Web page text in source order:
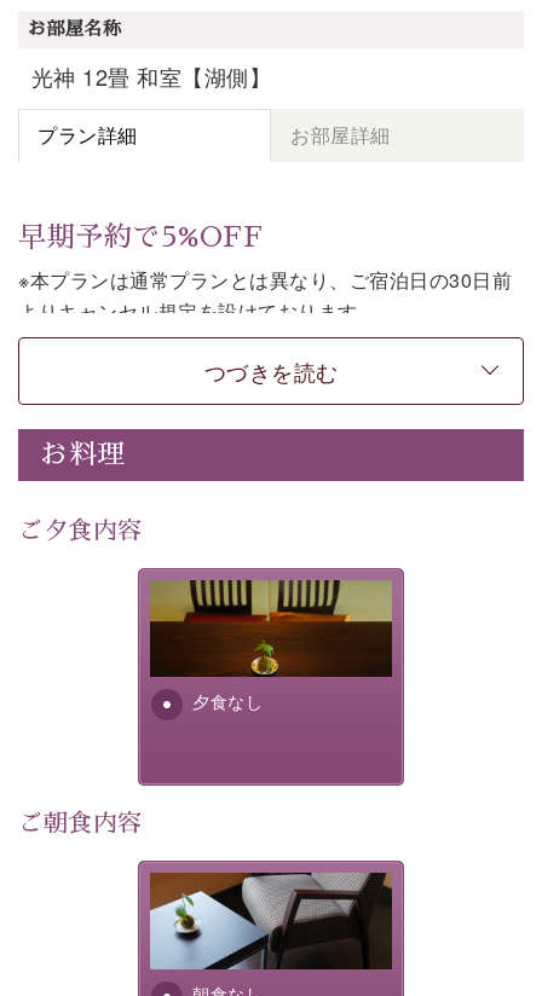
お部屋名称
光神 12畳 和室【湖側】
プラン詳細 お部屋詳細
早期予約で5%OFF
※本プランは通常プランとは異なり、ご宿泊日の30日前
よりキャンセル規定を設けております。
※本プランは素泊まりのプランです。2食付きでご利用ご
【公式限定価格】早割プラン（30日前
まで）」をご利用ください。
上諏訪温泉しんゆでは、30日前までのご予約で、5%割
意しております。
諏訪湖の穏やかな景色、心身を解きほぐす温泉、そして
温かいおもてなし。ご滞在を楽しみに待つ日々が旅をよ
り特別なものにしてくれます。
早めのご予約で、お得に癒しのひとときをお過ごしくだ
個室料亭、貸切風呂のご利用が可能な上、 安心安全にご
滞在いただけるよう
徹底した衛生管理を行っております。
-------------------------------------------------
つづきを読む
お料理
ご夕食内容
夕食なし
夕食なしご夕食を追加される
場合は、二食付きのプランを
お選びくださいませ。
ご朝食内容
朝食なし。ご朝食を付ける場
合は朝食付きのプランをお選
びくださいませ。